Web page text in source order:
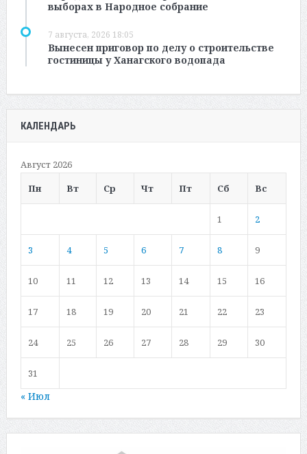
выборах в Народное собрание
7 августа, 2026 18:05
Вынесен приговор по делу о строительстве
гостиницы у Ханагского водопада
КАЛЕНДАРЬ
Август 2026
Пн
Вт Ср Чт Пт Сб Вс
1 2
3 4 5 6 7 8 9
10 11 12 13 14 15 16
17 18 19 20 21 22 23
24 25 26 27 28 29 30
31
« Июл